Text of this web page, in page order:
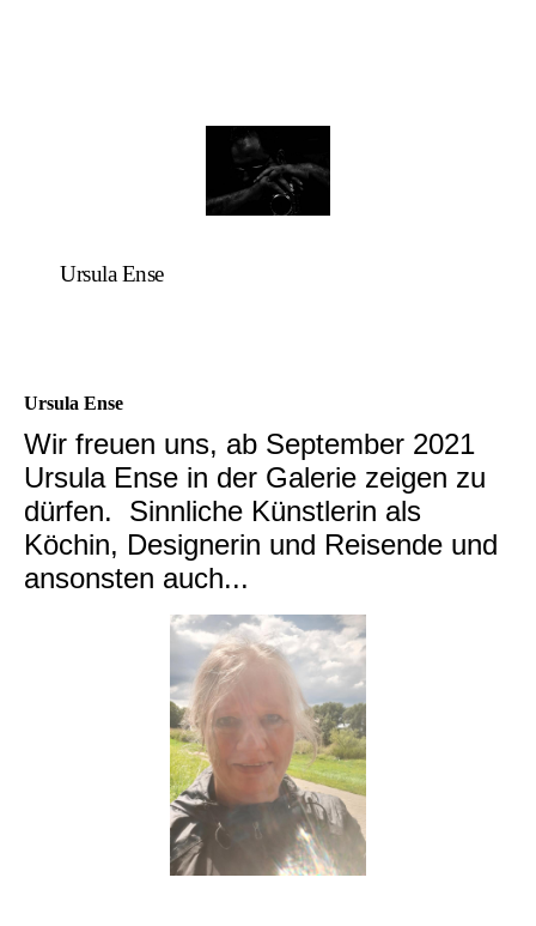
Ursula Ense
Ursula Ense
Wir freuen uns, ab September 2021
Ursula Ense in der Galerie zeigen zu
dürfen. Sinnliche Künstlerin als
Köchin, Designerin und Reisende und
ansonsten auch...